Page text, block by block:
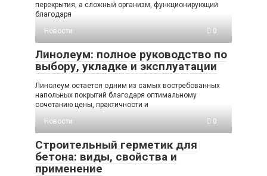
перекрытия, а сложный организм, функционирующий
благодаря
Новости
0
Линолеум: полное руководство по
выбору, укладке и эксплуатации
Линолеум остается одним из самых востребованных
напольных покрытий благодаря оптимальному
сочетанию цены, практичности и
Новости
0
Строительный герметик для
бетона: виды, свойства и
применение